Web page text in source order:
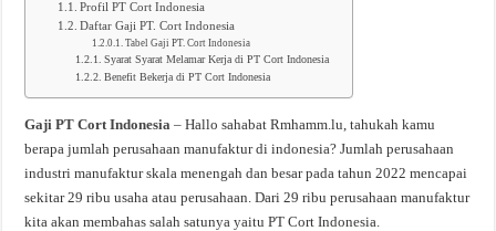
Profil PT Cort Indonesia
Daftar Gaji PT. Cort Indonesia
Tabel Gaji PT. Cort Indonesia
Syarat Syarat Melamar Kerja di PT Cort Indonesia
Benefit Bekerja di PT Cort Indonesia
Gaji PT Cort Indonesia – Hallo sahabat Rmhamm.lu, tahukah kamu
berapa jumlah perusahaan manufaktur di indonesia? Jumlah perusahaan
industri manufaktur skala menengah dan besar pada tahun 2022 mencapai
sekitar 29 ribu usaha atau perusahaan. Dari 29 ribu perusahaan manufaktur
kita akan membahas salah satunya yaitu PT Cort Indonesia.